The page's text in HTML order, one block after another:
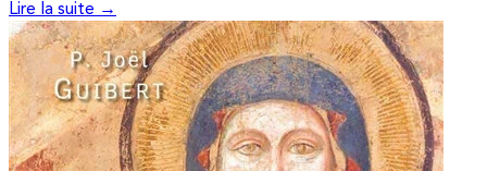
Lire la suite →